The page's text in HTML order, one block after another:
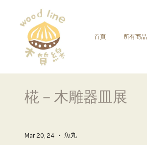
首頁 所有商品
椛－木雕器皿展
Mar 20, 24 • 魚丸